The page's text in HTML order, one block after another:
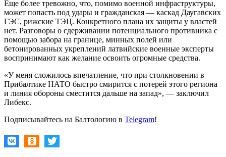
Еще более тревожно, что, помимо военной инфраструктуры,
может попасть под удары и гражданская — каскад Даугавских
ГЭС, рижские ТЭЦ. Конкретного плана их защиты у властей
нет. Разговоры о сдерживании потенциального противника с
помощью забора на границе, минных полей или
бетонированных укреплений латвийские военные эксперты
воспринимают как желание освоить огромные средства.
«У меня сложилось впечатление, что при столкновении в
Прибалтике НАТО быстро смирится с потерей этого региона
и линия обороны сместится дальше на запад», — заключил
Либекс.
Подписывайтесь на Балтологию в Telegram!